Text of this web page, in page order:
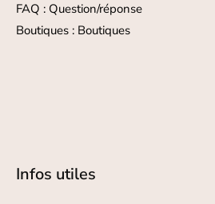
FAQ : Question/réponse
Boutiques : Boutiques
Infos utiles